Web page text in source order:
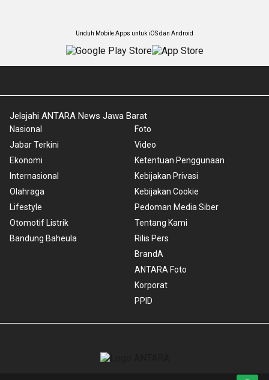
Unduh Mobile Apps untuk iOS dan Android
Jelajahi ANTARA News Jawa Barat
Nasional
Jabar Terkini
Ekonomi
Internasional
Olahraga
Lifestyle
Otomotif Listrik
Bandung Baheula
Foto
Video
Ketentuan Penggunaan
Kebijakan Privasi
Kebijakan Cookie
Pedoman Media Siber
Tentang Kami
Rilis Pers
BrandA
ANTARA Foto
Korporat
PPID